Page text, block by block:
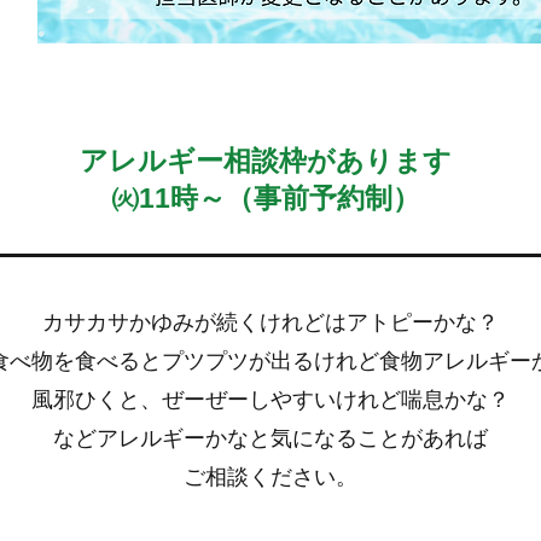
​アレルギー相談枠があります
​㈫11時～（事前予約制）
カサカサかゆみが続くけれどはアトピーかな？
べ物を食べるとプツプツが出るけれど食物アレルギー
風邪ひくと、ぜーぜーしやすいけれど喘息かな？
などアレルギーかなと気になることがあれば
ご相談ください。